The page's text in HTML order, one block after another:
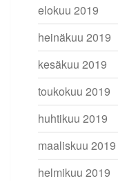
elokuu 2019
heinäkuu 2019
kesäkuu 2019
toukokuu 2019
huhtikuu 2019
maaliskuu 2019
helmikuu 2019